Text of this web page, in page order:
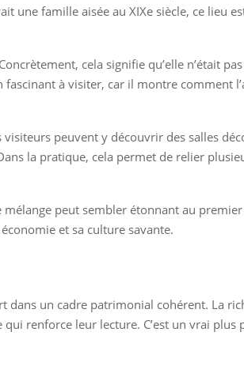
une famille aisée au XIXe siècle, ce lieu
cela signifie qu’elle n’était
fascinant à visiter, car il montre comment
peuvent y découvrir des salles
la pratique, cela permet de relier
mélange peut sembler étonnant au
et sa culture savante.
dans un cadre patrimonial cohérent. La
renforce leur lecture. C’est un vrai plus